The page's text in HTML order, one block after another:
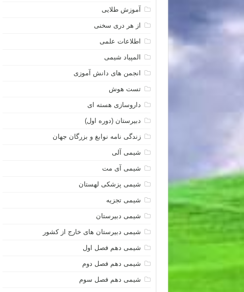
آموزش طلایی
از هر دری سخنی
اطلاعات علمی
المپیاد شیمی
انجمن های دانش آموزی
تست هوش
داروسازی هسته ای
دبیرستان (دوره اول)
زندگی نامه نوابغ و بزرگان جهان
شیمی آلی
شیمی آی مت
شیمی پزشکی لهستان
شیمی تجزیه
شیمی دبیرستان
شیمی دبیرستان های خارج از کشور
شیمی دهم فصل اول
شیمی دهم فصل دوم
شیمی دهم فصل سوم